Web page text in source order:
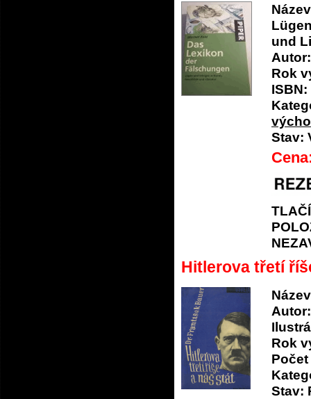
und
Autor:
Rok
ISBN:
Stav:
Hitlerova třetí
Autor:
Rok
Stav: